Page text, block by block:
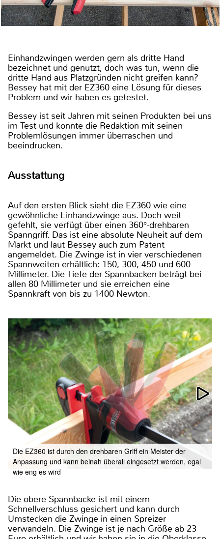
Einhandzwingen werden gern als dritte Hand
bezeichnet und genutzt, doch was tun, wenn die
dritte Hand aus Platzgründen nicht greifen kann?
Bessey hat mit der EZ360 eine Lösung für dieses
Problem und wir haben es getestet.
Bessey ist seit Jahren mit seinen Produkten bei uns
im Test und konnte die Redaktion mit seinen
Problemlösungen immer überraschen und
beeindrucken.
Ausstattung
Auf den ersten Blick sieht die EZ360 wie eine
gewöhnliche Einhandzwinge aus. Doch weit
gefehlt, sie verfügt über einen 360°-drehbaren
Spanngriff. Das ist eine absolute Neuheit auf dem
Markt und laut Bessey auch zum Patent
angemeldet. Die Zwinge ist in vier verschiedenen
Spannweiten erhältlich: 150, 300, 450 und 600
Millimeter. Die Tiefe der Spannbacken beträgt bei
allen 80 Millimeter und sie erreichen eine
Spannkraft von bis zu 1400 Newton.
Die EZ360 ist durch den drehbaren Griff ein Meister der
Anpassung und kann beinah überall eingesetzt werden, egal
wie eng es wird
Die obere Spannbacke ist mit einem
Schnellverschluss gesichert und kann durch
Umstecken die Zwinge in einen Spreizer
verwandeln. Die Zwinge ist je nach Größe ab 23